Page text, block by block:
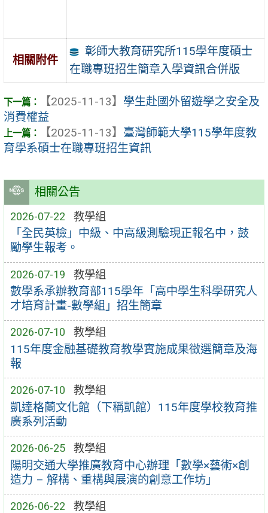
相關公告
2026-07-22 教學組
「全民英檢」中級、中高級測驗現正報名中，鼓
勵學生報考。
2026-07-19 教學組
數學系承辦教育部115學年「高中學生科學研究人
才培育計畫-數學組」招生簡章
2026-07-10 教學組
115年度金融基礎教育教學實施成果徵選簡章及海
報
2026-07-10 教學組
凱達格蘭文化館（下稱凱館）115年度學校教育推
廣系列活動
2026-06-25 教學組
陽明交通大學推廣教育中心辦理「數學×藝術×創
造力 – 解構、重構與展演的創意工作坊」
2026-06-22 教學組
相關附件
彰師大教育研究所115學年度碩士
在職專班招生簡章入學資訊合併版
【2025-11-13】 學生赴國外留遊學之安全及
消費權益
【2025-11-13】 臺灣師範大學115學年度教
育學系碩士在職專班招生資訊